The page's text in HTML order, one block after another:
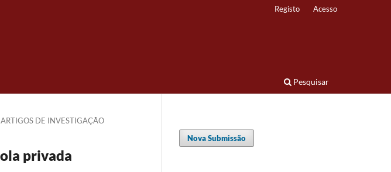
Pesquisar
Registo Acesso
ARTIGOS DE INVESTIGAÇÃO
privada
Nova Submissão